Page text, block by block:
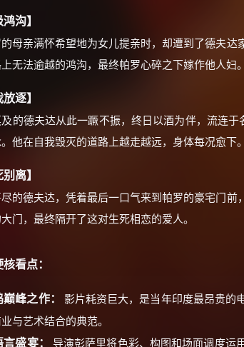
鸿沟】
母亲满怀希望地为女儿提亲时，却遭到了德夫
无法逾越的鸿沟，最终帕罗心碎之下嫁作他人妇。
放逐】
的德夫达从此一蹶不振，终日以酒为伴，流连
他在自我毁灭的道路上越走越远，身体每况愈下。
别离】
的德夫达，凭着最后一口气来到帕罗的豪宅门
门，最终隔开了这对生死相恋的爱人。
看点：
峰之作：
影片耗资巨大，是当年印度最昂贵的
与艺术结合的典范。
盛宴：
导演彭萨里将色彩、构图和场面调度运